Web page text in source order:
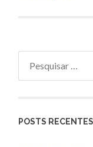
POSTS RECENTES